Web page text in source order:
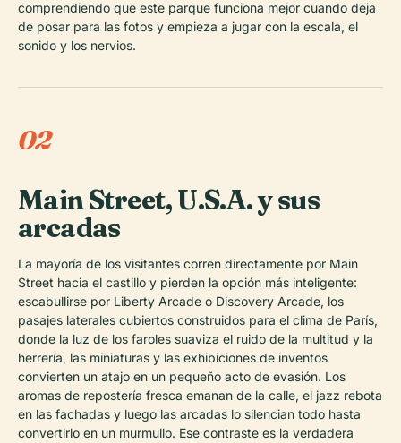
comprendiendo que este parque funciona mejor cuando deja
de posar para las fotos y empieza a jugar con la escala, el
sonido y los nervios.
02
Main Street, U.S.A. y sus
arcadas
La mayoría de los visitantes corren directamente por Main
Street hacia el castillo y pierden la opción más inteligente:
escabullirse por Liberty Arcade o Discovery Arcade, los
pasajes laterales cubiertos construidos para el clima de París,
donde la luz de los faroles suaviza el ruido de la multitud y la
herrería, las miniaturas y las exhibiciones de inventos
convierten un atajo en un pequeño acto de evasión. Los
aromas de repostería fresca emanan de la calle, el jazz rebota
en las fachadas y luego las arcadas lo silencian todo hasta
convertirlo en un murmullo. Ese contraste es la verdadera